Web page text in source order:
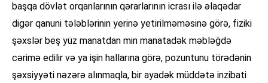
başqa dövlət orqanlarının qərarlarının icrası ilə əlaqədar
digər qanuni tələblərinin yerinə yetirilməməsinə görə, fiziki
şəxslər beş yüz manatdan min manatadək məbləğdə
cərimə edilir və ya işin hallarına görə, pozuntunu törədənin
şəxsiyyəti nəzərə alınmaqla, bir ayadək müddətə inzibati